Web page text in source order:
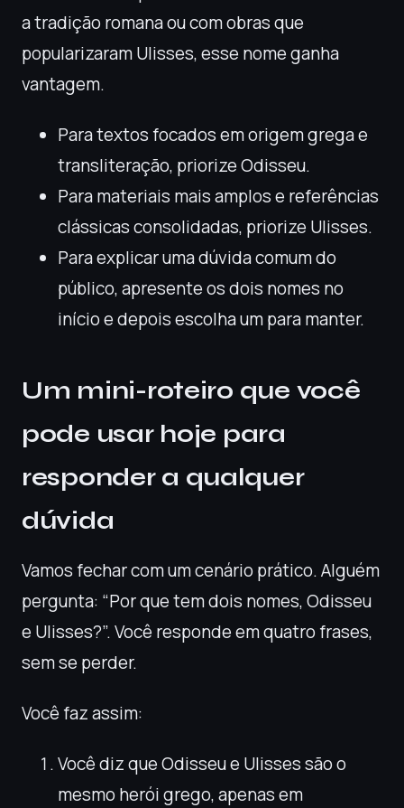
a tradição romana ou com obras que
popularizaram Ulisses, esse nome ganha
vantagem.
Para textos focados em origem grega e
transliteração, priorize Odisseu.
Para materiais mais amplos e referências
clássicas consolidadas, priorize Ulisses.
Para explicar uma dúvida comum do
público, apresente os dois nomes no
início e depois escolha um para manter.
Um mini-roteiro que você
pode usar hoje para
responder a qualquer
dúvida
Vamos fechar com um cenário prático. Alguém
pergunta: “Por que tem dois nomes, Odisseu
e Ulisses?”. Você responde em quatro frases,
sem se perder.
Você faz assim:
Você diz que Odisseu e Ulisses são o
mesmo herói grego, apenas em